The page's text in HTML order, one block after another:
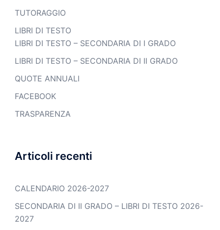
TUTORAGGIO
LIBRI DI TESTO
LIBRI DI TESTO – SECONDARIA DI I GRADO
LIBRI DI TESTO – SECONDARIA DI II GRADO
QUOTE ANNUALI
FACEBOOK
TRASPARENZA
Articoli recenti
CALENDARIO 2026-2027
SECONDARIA DI II GRADO – LIBRI DI TESTO 2026-
2027